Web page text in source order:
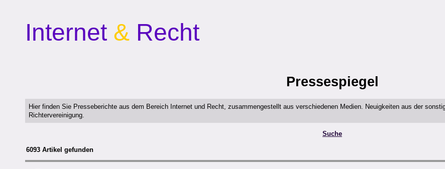
Internet & Recht
Pressespiegel
Hier finden Sie Presseberichte aus dem Bereich Internet und Recht, zusammengestellt aus verschiedenen Medien. Neuigkeiten aus der
Richtervereinigung.
Suche
6093 Artikel gefunden